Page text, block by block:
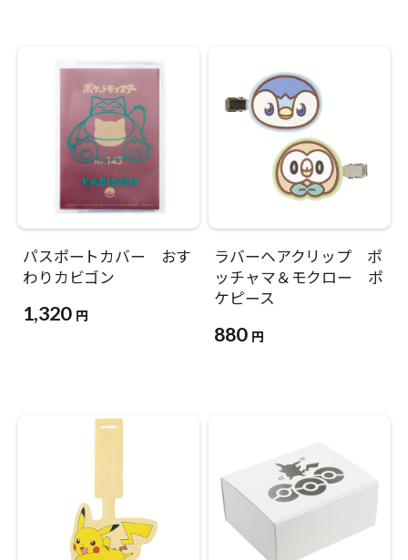
パスポートカバー おす
わりカビゴン
1,320 円
ラバーヘアクリップ ポ
ッチャマ＆モクロー ポ
ケピース
880 円